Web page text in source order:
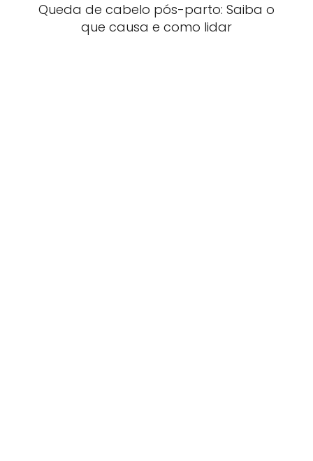
Queda de cabelo pós-parto: Saiba o
que causa e como lidar